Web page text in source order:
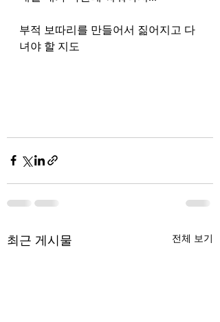
부적 보따리를 만들어서 짊어지고 다
녀야 할 지도
최근 게시물 전체 보기